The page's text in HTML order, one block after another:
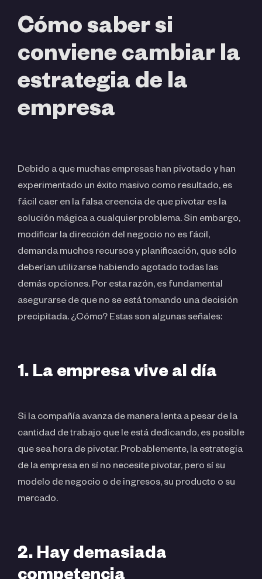
Cómo saber si
conviene cambiar la
estrategia de la
empresa
Debido a que muchas empresas han pivotado y han
experimentado un éxito masivo como resultado, es
fácil caer en la falsa creencia de que pivotar es la
solución mágica a cualquier problema. Sin embargo,
modificar la dirección del negocio no es fácil,
demanda muchos recursos y planificación, que sólo
deberían utilizarse habiendo agotado todas las
demás opciones. Por esta razón, es fundamental
asegurarse de que no se está tomando una decisión
precipitada. ¿Cómo? Estas son algunas señales:
1. La empresa vive al día
Si la compañía avanza de manera lenta a pesar de la
cantidad de trabajo que le está dedicando, es posible
que sea hora de pivotar. Probablemente, la estrategia
de la empresa en sí no necesite pivotar, pero sí su
modelo de negocio o de ingresos, su producto o su
mercado.
2. Hay demasiada